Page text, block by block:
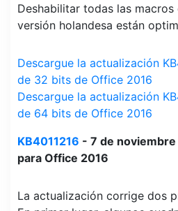
Deshabilitar todas las
versión holandesa están
Descargue la actualización
de 32 bits de Office 2016
Descargue la actualización
de 64 bits de Office 2016
KB4011216 - 7 de noviembre
para Office 2016
La actualización corrige dos